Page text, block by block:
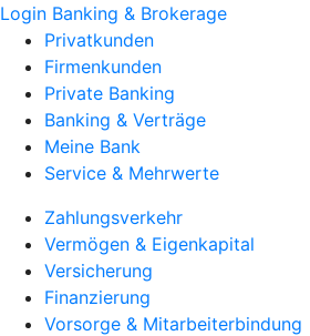
Login Banking & Brokerage
Privatkunden
Firmenkunden
Private Banking
Banking & Verträge
Meine Bank
Service & Mehrwerte
Zahlungsverkehr
Vermögen & Eigenkapital
Versicherung
Finanzierung
Vorsorge & Mitarbeiterbindung